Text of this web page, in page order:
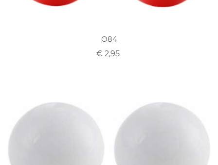
O84
€ 2,95